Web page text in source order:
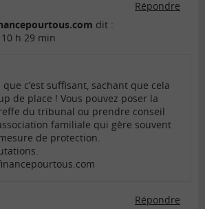
Répondre
dit :
h 29 min
c’est suffisant, sachant que cela
de place ! Vous pouvez poser la
du tribunal ou prendre conseil
familiale qui gère souvent
de protection.
Répondre